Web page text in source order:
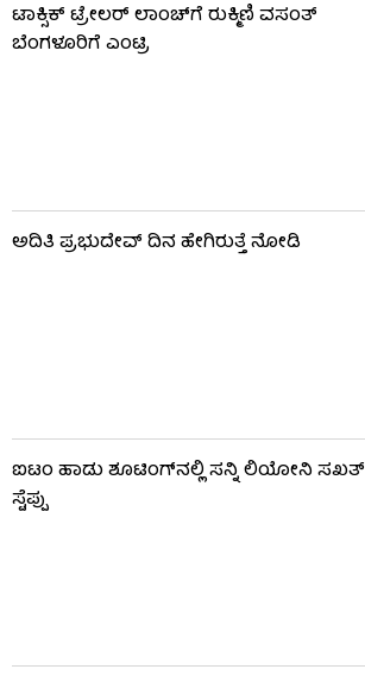
ಟಾಕ್ಸಿಕ್ ಟ್ರೇಲರ್ ಲಾಂಚ್​​​ಗೆ ರುಕ್ಮಿಣಿ ವಸಂತ್
ಬೆಂಗಳೂರಿಗೆ ಎಂಟ್ರಿ
ಅದಿತಿ ಪ್ರಭುದೇವ್ ದಿನ ಹೇಗಿರುತ್ತೆ ನೋಡಿ
ಐಟಂ ಹಾಡು ಶೂಟಿಂಗ್​​ನಲ್ಲಿ ಸನ್ನಿ ಲಿಯೋನಿ ಸಖತ್
ಸ್ಟೆಪ್ಪು